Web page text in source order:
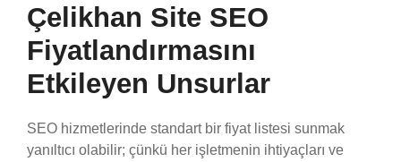
Çelikhan Site SEO
Fiyatlandırmasını
Etkileyen Unsurlar
SEO hizmetlerinde standart bir fiyat listesi sunmak
yanıltıcı olabilir; çünkü her işletmenin ihtiyaçları ve